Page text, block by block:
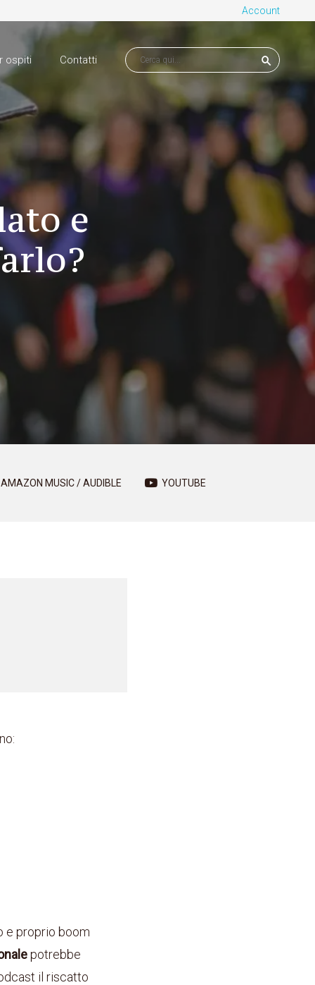
Account
ospiti Contatti
e
AMAZON MUSIC / AUDIBLE YOUTUBE
e proprio boom
potrebbe
il riscatto